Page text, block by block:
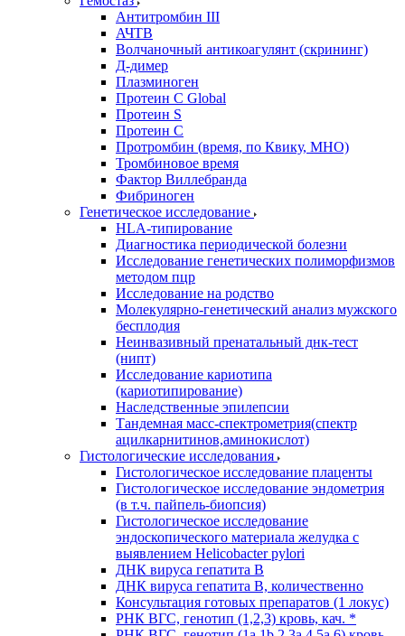
Антитромбин III
АЧТВ
Волчаночный антикоагулянт (скрининг)
Д-димер
Плазминоген
Протеин C Global
Протеин S
Протеин С
Протромбин (время, по Квику, МНО)
Тромбиновое время
Фактор Виллебранда
Фибриноген
Генетическое исследование
HLA-типирование
Диагностика периодической болезни
Исследование генетических полиморфизмов
методом пцр
Исследование на родство
Молекулярно-генетический анализ мужского
бесплодия
Неинвазивный пренатальный днк-тест
(нипт)
Исследование кариотипа
(кариотипирование)
Наследственные эпилепсии
Тандемная масс-спектрометрия(спектр
ацилкарнитинов,аминокислот)
Гистологические исследования
Гистологическое исследование плаценты
Гистологическое исследование эндометрия
(в т.ч. пайпель-биопсия)
Гистологическое исследование
эндоскопического материала желудка с
выявлением Helicobacter pylori
ДНК вируса гепатита B
ДНК вируса гепатита B, количественно
Консультация готовых препаратов (1 локус)
РНК ВГC, генотип (1,2,3) кровь, кач. *